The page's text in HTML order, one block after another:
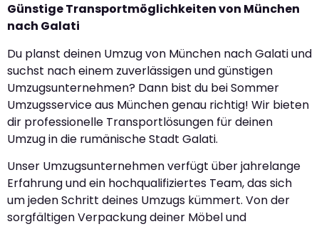
Günstige Transportmöglichkeiten von München
nach Galati
Du planst deinen Umzug von München nach Galati und
suchst nach einem zuverlässigen und günstigen
Umzugsunternehmen? Dann bist du bei Sommer
Umzugsservice aus München genau richtig! Wir bieten
dir professionelle Transportlösungen für deinen
Umzug in die rumänische Stadt Galati.
Unser Umzugsunternehmen verfügt über jahrelange
Erfahrung und ein hochqualifiziertes Team, das sich
um jeden Schritt deines Umzugs kümmert. Von der
sorgfältigen Verpackung deiner Möbel und